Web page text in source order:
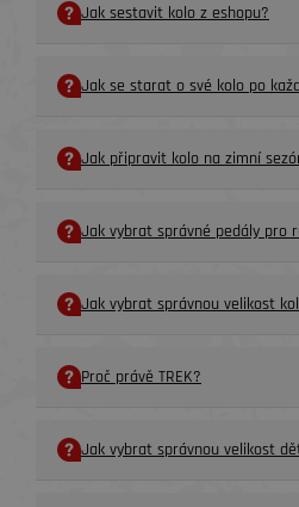
Jak sestavit kolo z eshopu?
Jak se starat o své kolo po
Jak připravit kolo na zimní
Jak vybrat správné pedály pro
Jak vybrat správnou velikost
Proč právě TREK?
Jak vybrat správnou velikost